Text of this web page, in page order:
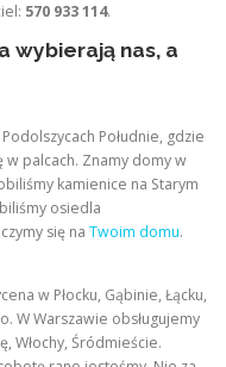
570 933 114.
wybierają nas, a
Południe, gdzie
w palcach. Znamy domy w
kamienice na Starym
osiedla
się na Twoim domu.
w Płocku, Gąbinie, Łącku,
W Warszawie obsługujemy
Włochy, Śródmieście.